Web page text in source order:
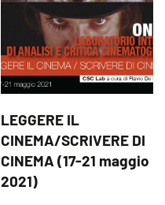
LEGGERE IL
CINEMA/SCRIVERE DI
CINEMA (17-21 maggio
2021)